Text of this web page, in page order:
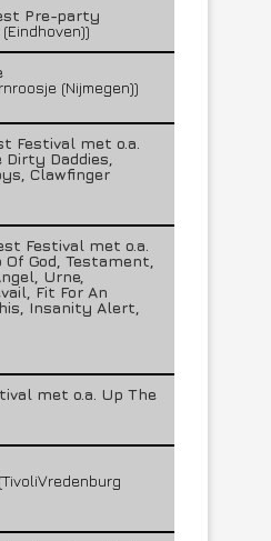
Pre-party
(Nijmegen))
Festival met o.a.
Daddies,
Clawfinger
Festival met o.a.
God, Testament,
Urne,
Fit For An
Insanity Alert,
met o.a. Up The